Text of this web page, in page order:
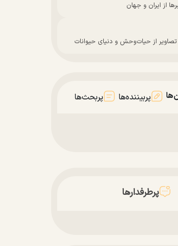
از ایران و جهان
از حیات‌وحش و دنیای حیوانات
پربیننده‌ها پربحث‌ها
پرطرفدارها